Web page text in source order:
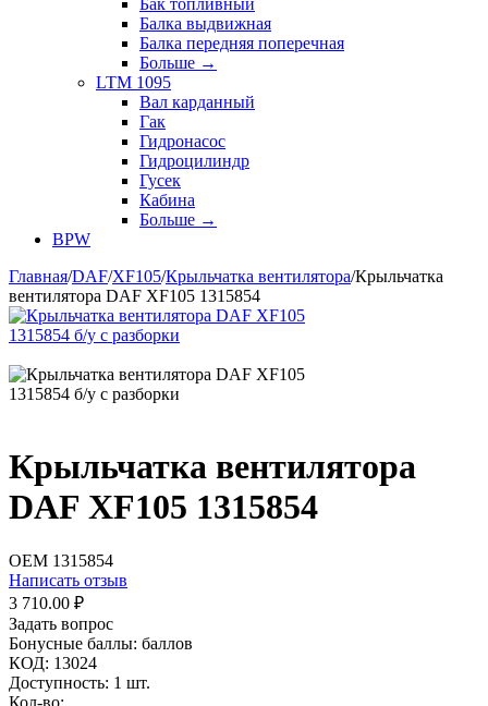
Бак топливный
Балка выдвижная
Балка передняя поперечная
Больше →
LTM 1095
Вал карданный
Гак
Гидронасос
Гидроцилиндр
Гусек
Кабина
Больше →
BPW
Главная/DAF/XF105/Крыльчатка вентилятора/Крыльчатка
вентилятора DAF XF105 1315854
Крыльчатка вентилятора
DAF XF105 1315854
OEM 1315854
Написать отзыв
3 710.00 ₽
Задать вопрос
Бонусные баллы: баллов
КОД: 13024
Доступность: 1 шт.
Кол-во: